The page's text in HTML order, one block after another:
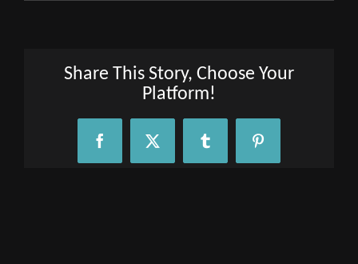
Share This Story, Choose Your
Platform!
FacebookX Tumblr Pinterest